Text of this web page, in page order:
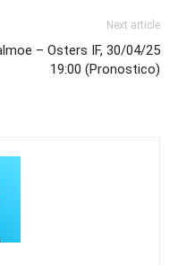
Next article
– Osters IF, 30/04/25
19:00 (Pronostico)